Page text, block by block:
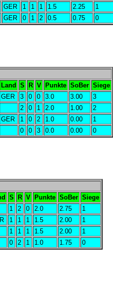
GER 1 1 1 1.5 2.25
1
GER 0 1 2 0.5 0.75 0
Land S R V Punkte SoBer Siege
GER 3 0 0 3.0 3.00
3
2 0 1 2.0 1.00
2
GER 1 0 2 1.0 0.00
1
0 0 3 0.0 0.00 0
S R V Punkte SoBer Siege
1 2 0 2.0 2.75
1
1 1 1 1.5 2.00
1
1 1 1 1.5 2.00
1
0 2 1 1.0 1.75 0